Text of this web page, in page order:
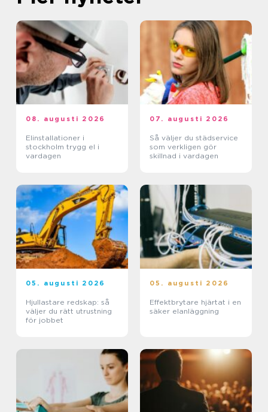
08. augusti 2026
Elinstallationer i
stockholm trygg el i
vardagen
07. augusti 2026
Så väljer du städservice
som verkligen gör
skillnad i vardagen
05. augusti 2026
Hjullastare redskap: så
väljer du rätt utrustning
för jobbet
05. augusti 2026
Effektbrytare hjärtat i en
säker elanläggning